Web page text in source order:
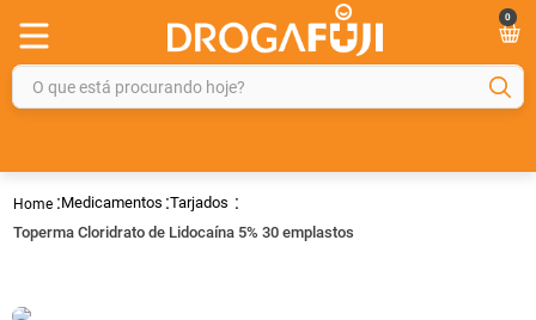
0
O que está procurando hoje?
Medicamentos Tarjados
Toperma Cloridrato de Lidocaína 5% 30 emplastos
2º
gelmax
4º